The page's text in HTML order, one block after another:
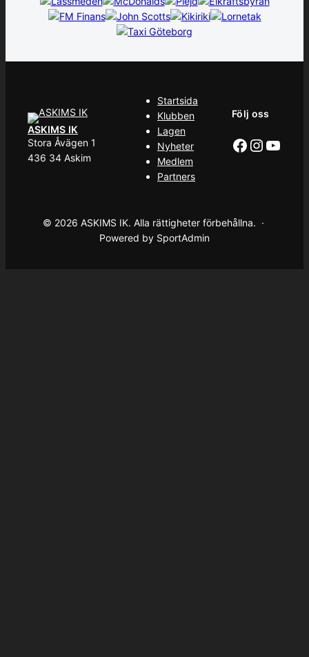
ASKIMS IK
Stora Åvägen 1
436 34 Askim
Startsida
Klubben
Lagen
Nyheter
Medlem
Partners
Följ oss
Facebook
© 2026 ASKIMS IK. Alla rättigheter förbehållna. ·
Powered by SportAdmin